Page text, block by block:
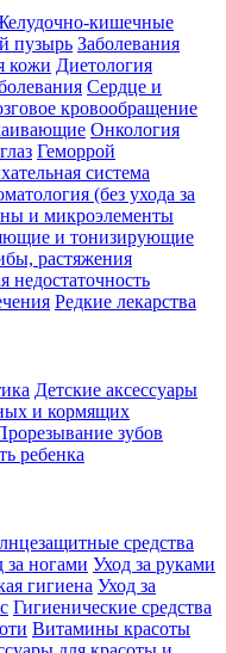
кишечные
пузырь Заболевания
кожи Диетология
Сердце и
кровообращение
Онкология
Геморрой
система
(без ухода за
и микроэлементы
и тонизирующие
растяжения
недостаточность
Редкие лекарства
Детские аксессуары
и кормящих
зубов
ребенка
средства
за ногами Уход за руками
гигиена Уход за
Гигиенические средства
Витамины красоты